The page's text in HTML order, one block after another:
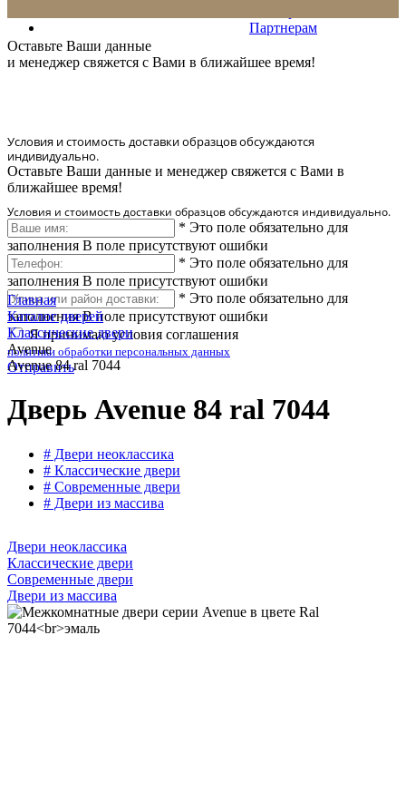
Партнерам
* Количество доставляемых образцов ограничено в 6 шт.
Оставьте Ваши данные
и менеджер свяжется с Вами в ближайшее время!
Условия и стоимость доставки образцов обсуждаются
индивидуально.
Оставьте Ваши данные и менеджер свяжется с Вами в
ближайшее время!
Условия и стоимость доставки образцов обсуждаются индивидуально.
* Это поле обязательно для
заполнения В поле присутствуют ошибки
* Это поле обязательно для
заполнения В поле присутствуют ошибки
* Это поле обязательно для
заполнения В поле присутствуют ошибки
Я принимаю условия соглашения
политики обработки персональных данных
Отправить
Главная
Каталог дверей
Классические двери
Avenue
Avenue 84 ral 7044
Дверь Avenue 84 ral 7044
# Двери неоклассика
# Классические двери
# Современные двери
# Двери из массива
Двери неоклассика
Классические двери
Современные двери
Двери из массива